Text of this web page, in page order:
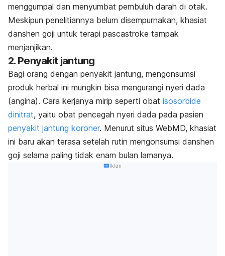
menggumpal dan menyumbat pembuluh darah di otak.
Meskipun penelitiannya belum disempurnakan, khasiat
danshen goji untuk terapi pascastroke tampak
menjanjikan.
2. Penyakit jantung
Bagi orang dengan penyakit jantung, mengonsumsi
produk herbal ini mungkin bisa mengurangi nyeri dada
(angina). Cara kerjanya mirip seperti obat isosorbide
dinitrat, yaitu obat pencegah nyeri dada pada pasien
penyakit jantung koroner. Menurut situs WebMD, khasiat
ini baru akan terasa setelah rutin mengonsumsi danshen
goji selama paling tidak enam bulan lamanya.
Iklan